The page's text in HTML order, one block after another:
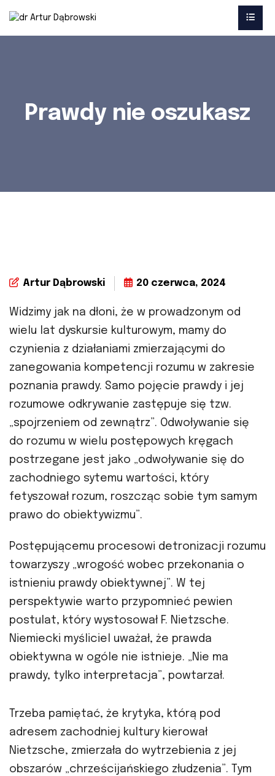
Prawdy nie oszukasz
Artur Dąbrowski 20 czerwca, 2024
Widzimy jak na dłoni, że w prowadzonym od
wielu lat dyskursie kulturowym, mamy do
czynienia z działaniami zmierzającymi do
zanegowania kompetencji rozumu w zakresie
poznania prawdy. Samo pojęcie prawdy i jej
rozumowe odkrywanie zastępuje się tzw.
„spojrzeniem od zewnątrz”. Odwoływanie się
do rozumu w wielu postępowych kręgach
postrzegane jest jako „odwoływanie się do
zachodniego sytemu wartości, który
fetyszował rozum, roszcząc sobie tym samym
prawo do obiektywizmu”.
Postępującemu procesowi detronizacji rozumu
towarzyszy „wrogość wobec przekonania o
istnieniu prawdy obiektywnej”. W tej
perspektywie warto przypomnieć pewien
postulat, który wystosował F. Nietzsche.
Niemiecki myśliciel uważał, że prawda
obiektywna w ogóle nie istnieje. „Nie ma
prawdy, tylko interpretacja”, powtarzał.
Trzeba pamiętać, że krytyka, którą pod
adresem zachodniej kultury kierował
Nietzsche, zmierzała do wytrzebienia z jej
obszarów „chrześcijańskiego złudzenia”. Tym